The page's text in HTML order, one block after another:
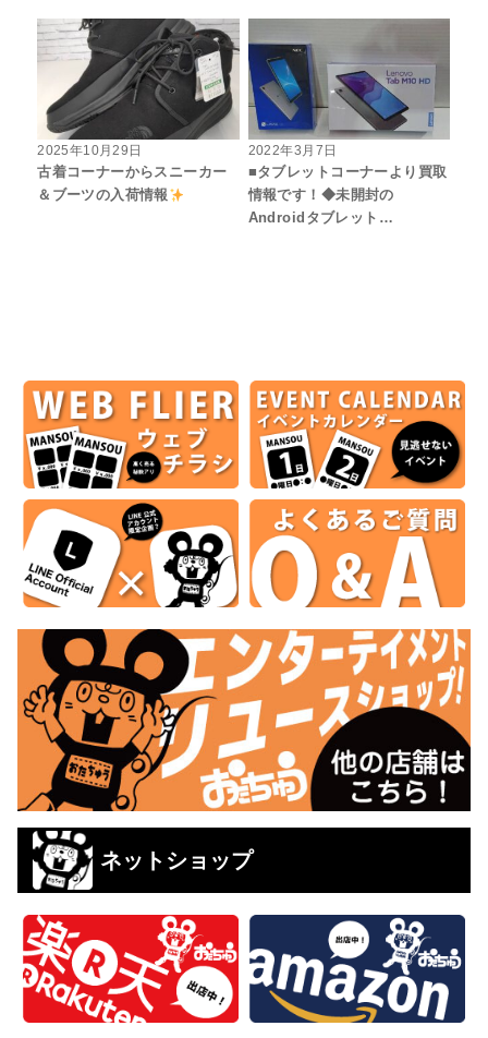
2025年10月29日
古着コーナーからスニーカー
＆ブーツの入荷情報
2022年3月7日
■タブレットコーナーより買取
情報です！◆未開封の
Androidタブレット…
ネットショップ